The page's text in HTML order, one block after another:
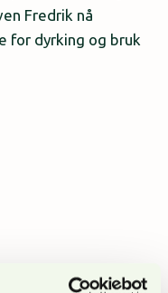
Fredrik nå
for dyrking og bruk
i